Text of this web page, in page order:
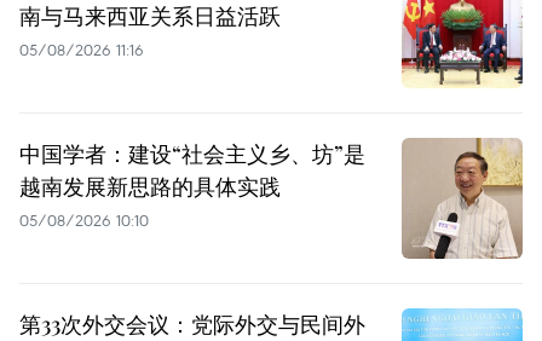
南与马来西亚关系日益活跃
05/08/2026 11:16
中国学者：建设“社会主义乡、坊”是
越南发展新思路的具体实践
05/08/2026 10:10
第33次外交会议：党际外交与民间外